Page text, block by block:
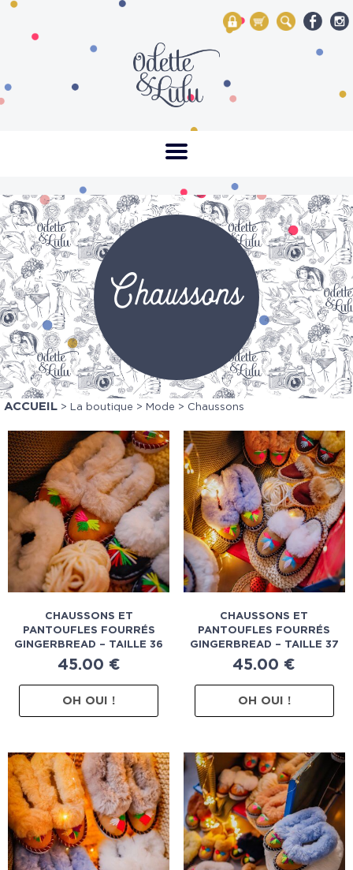
My Account
Mon panier
Rechercher
Chaussons
ACCUEIL > La boutique > Mode > Chaussons
CHAUSSONS ET
PANTOUFLES FOURRÉS
GINGERBREAD – TAILLE 36
45.00 €
OH OUI !
CHAUSSONS ET
PANTOUFLES FOURRÉS
GINGERBREAD – TAILLE 37
45.00 €
OH OUI !